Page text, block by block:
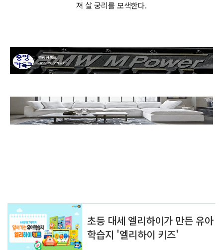
져 살 궁리를 모색한다.